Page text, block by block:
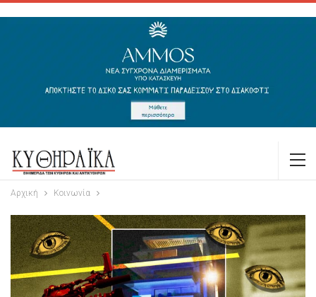
Αρχική Κοινωνία